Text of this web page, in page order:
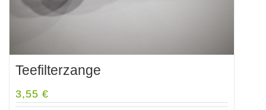
werden
Teefilterzange
3,55 €